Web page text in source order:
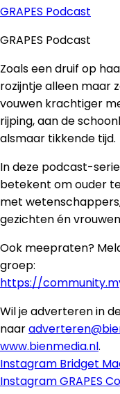
GRAPES Podcast
GRAPES Podcast
Zoals een druif op
rozijntje alleen maar
vouwen krachtiger
rijping, aan de
alsmaar tikkende tijd.
In deze podcast-
betekent om ouder
met
gezichten én vrouwen
Ook meepraten?
groep:
https://
Wil je adverteren in
naar
www.bienmedia.nl.
Instagram Bridget
Instagram GRAPES